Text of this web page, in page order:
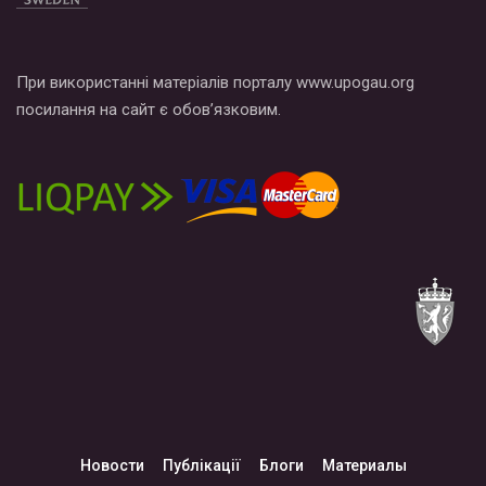
При використанні матеріалів порталу www.upogau.org
посилання на сайт є обов’язковим.
Новости Публікації Блоги Материалы